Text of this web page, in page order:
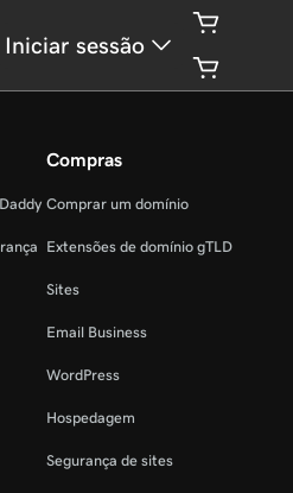
Iniciar sessão
Compras
Comprar um domínio
Extensões de domínio gTLD
Sites
Email Business
WordPress
Hospedagem
Segurança de sites